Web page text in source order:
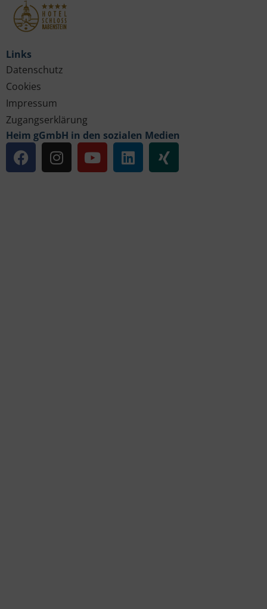
Links
Datenschutz
Cookies
Impressum
Zugangserklärung
Heim gGmbH in den sozialen Medien